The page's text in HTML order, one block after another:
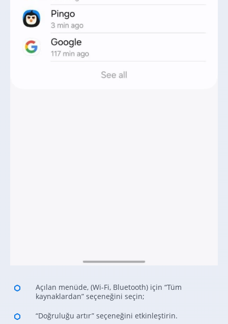
Açılan menüde, (Wi-Fi, Bluetooth) için “Tüm
kaynaklardan” seçeneğini seçin;
“Doğruluğu artır” seçeneğini etkinleştirin.